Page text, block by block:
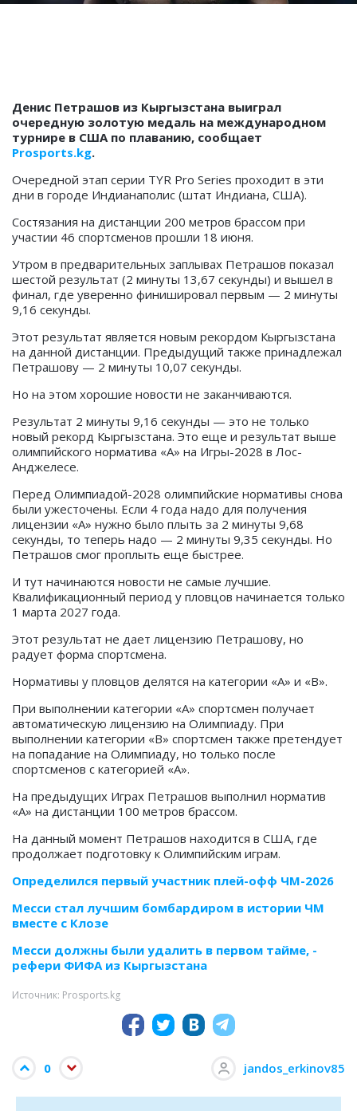
Денис Петрашов из Кыргызстана выиграл
очередную золотую медаль на международном
турнире в США по плаванию, сообщает
Prosports.kg.
Очередной этап серии TYR Pro Series проходит в эти
дни в городе Индианаполис (штат Индиана, США).
Состязания на дистанции 200 метров брассом при
участии 46 спортсменов прошли 18 июня.
Утром в предварительных заплывах Петрашов показал
шестой результат (2 минуты 13,67 секунды) и вышел в
финал, где уверенно финишировал первым — 2 минуты
9,16 секунды.
Этот результат является новым рекордом Кыргызстана
на данной дистанции. Предыдущий также принадлежал
Петрашову — 2 минуты 10,07 секунды.
Но на этом хорошие новости не заканчиваются.
Результат 2 минуты 9,16 секунды — это не только
новый рекорд Кыргызстана. Это еще и результат выше
олимпийского норматива «А» на Игры-2028 в Лос-
Анджелесе.
Перед Олимпиадой-2028 олимпийские нормативы снова
были ужесточены. Если 4 года надо для получения
лицензии «А» нужно было плыть за 2 минуты 9,68
секунды, то теперь надо — 2 минуты 9,35 секунды. Но
Петрашов смог проплыть еще быстрее.
И тут начинаются новости не самые лучшие.
Квалификационный период у пловцов начинается только
1 марта 2027 года.
Этот результат не дает лицензию Петрашову, но
радует форма спортсмена.
Нормативы у пловцов делятся на категории «А» и «В».
При выполнении категории «А» спортсмен получает
автоматическую лицензию на Олимпиаду. При
выполнении категории «В» спортсмен также претендует
на попадание на Олимпиаду, но только после
спортсменов с категорией «А».
На предыдущих Играх Петрашов выполнил норматив
«А» на дистанции 100 метров брассом.
На данный момент Петрашов находится в США, где
продолжает подготовку к Олимпийским играм.
Определился первый участник плей-офф ЧМ-2026
Месси стал лучшим бомбардиром в истории ЧМ
вместе с Клозе
Месси должны были удалить в первом тайме, -
рефери ФИФА из Кыргызстана
Источник: Prosports.kg
0 jandos_erkinov85